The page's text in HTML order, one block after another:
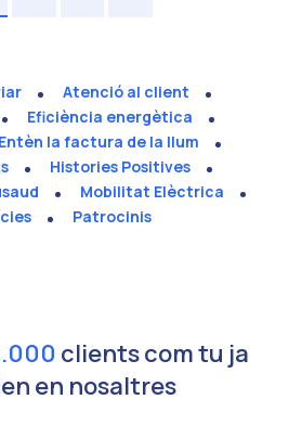
Atenció al client
Eficiència energètica
Entèn la factura de la llum
Histories Positives
Mobilitat Elèctrica
Patrocinis
clients com tu ja
en nosaltres